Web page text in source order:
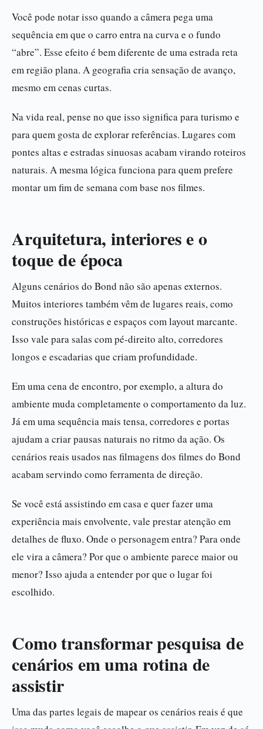
Você pode notar isso quando a câmera pega uma
sequência em que o carro entra na curva e o fundo
“abre”. Esse efeito é bem diferente de uma estrada reta
em região plana. A geografia cria sensação de avanço,
mesmo em cenas curtas.
Na vida real, pense no que isso significa para turismo e
para quem gosta de explorar referências. Lugares com
pontes altas e estradas sinuosas acabam virando roteiros
naturais. A mesma lógica funciona para quem prefere
montar um fim de semana com base nos filmes.
Arquitetura, interiores e o
toque de época
Alguns cenários do Bond não são apenas externos.
Muitos interiores também vêm de lugares reais, como
construções históricas e espaços com layout marcante.
Isso vale para salas com pé-direito alto, corredores
longos e escadarias que criam profundidade.
Em uma cena de encontro, por exemplo, a altura do
ambiente muda completamente o comportamento da luz.
Já em uma sequência mais tensa, corredores e portas
ajudam a criar pausas naturais no ritmo da ação. Os
cenários reais usados nas filmagens dos filmes do Bond
acabam servindo como ferramenta de direção.
Se você está assistindo em casa e quer fazer uma
experiência mais envolvente, vale prestar atenção em
detalhes de fluxo. Onde o personagem entra? Para onde
ele vira a câmera? Por que o ambiente parece maior ou
menor? Isso ajuda a entender por que o lugar foi
escolhido.
Como transformar pesquisa de
cenários em uma rotina de
assistir
Uma das partes legais de mapear os cenários reais é que